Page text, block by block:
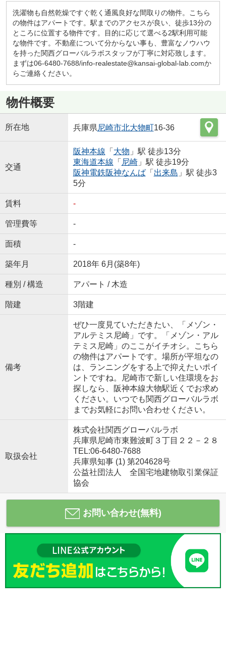
洗濯物も自然乾燥ですぐ乾く通風良好な間取りの物件。こちら
の物件はアパートです。駅までのアクセスが良い、徒歩13分の
ところに位置する物件です。目的に応じて選べる2駅利用可能
な物件です。不動産について分からない事も、豊富なノウハウ
を持った関西グローバルラボスタッフが丁寧に対応致します。
まずは06-6480-7688/info-realestate@kansai-global-lab.comか
らご連絡ください。
物件概要
所在地 兵庫県尼崎市北大物町16-36
交通
阪神本線 「 大物 」駅 徒歩13分
東海道本線 「 尼崎」駅 徒歩19分
阪神電鉄阪神なんば「 出来島 」駅 徒歩3
5分
賃料 -
管理費等 -
面積 -
築年月 2018年 6月(築8年)
種別 / 構造 アパート / 木造
階建 3階建
備考
ぜひ一度見ていただきたい、「メゾン・
アルテミス尼崎」です。「メゾン・アル
テミス尼崎」のここがイチオシ。こちら
の物件はアパートです。場所が平坦なの
は、ランニングをする上で抑えたいポイ
ントですね。尼崎市で新しい住環境をお
探しなら、阪神本線大物駅近くでお求め
ください。いつでも関西グローバルラボ
までお気軽にお問い合わせください。
取扱会社
株式会社関西グローバルラボ
兵庫県尼崎市東難波町３丁目２２－２８
TEL:06-6480-7688
兵庫県知事 (1) 第204628号
公益社団法人 全国宅地建物取引業保証
協会
お問い合わせ(無料)